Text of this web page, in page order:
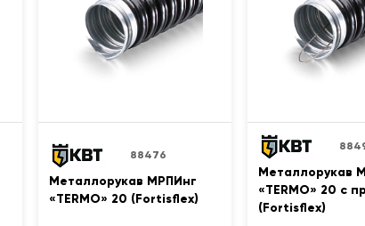
88476
Металлорукав МРПИнг
«TERMO» 20 (Fortisflex)
Металлорукав
«TERMO» 20 с
(Fortisflex)